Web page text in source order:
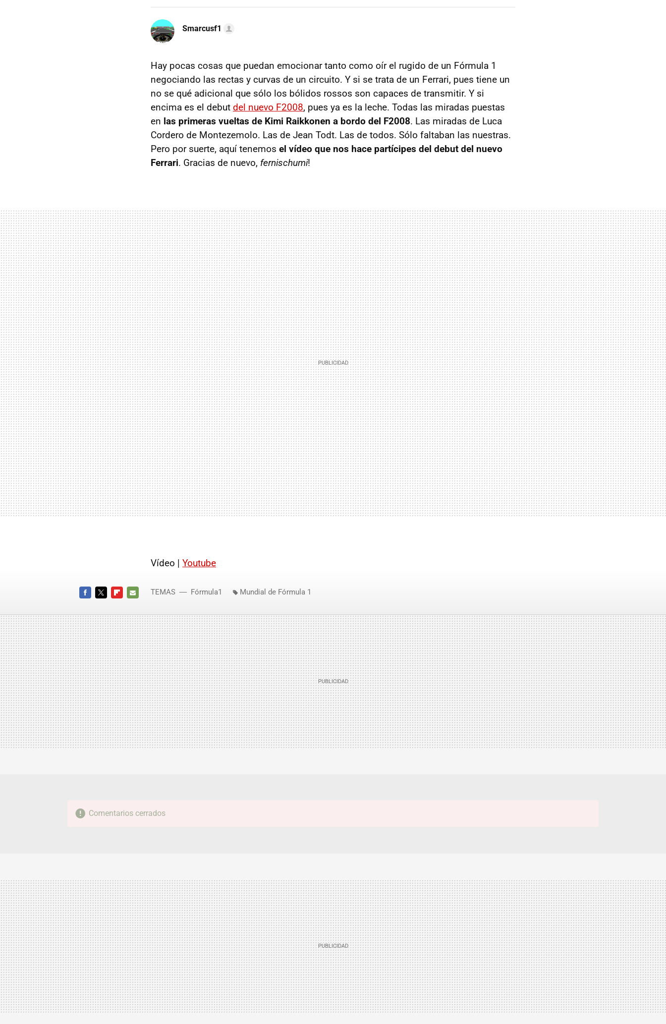
Smarcusf1
Hay pocas cosas que puedan emocionar tanto como oír el rugido de un Fórmula 1
negociando las rectas y curvas de un circuito. Y si se trata de un Ferrari, pues tiene un
no se qué adicional que sólo los bólidos rossos son capaces de transmitir. Y si
encima es el debut del nuevo F2008, pues ya es la leche. Todas las miradas puestas
en las primeras vueltas de Kimi Raikkonen a bordo del F2008. Las miradas de Luca
Cordero de Montezemolo. Las de Jean Todt. Las de todos. Sólo faltaban las nuestras.
Pero por suerte, aquí tenemos el vídeo que nos hace partícipes del debut del nuevo
Ferrari. Gracias de nuevo, fernischumi!
Vídeo | Youtube
MAIL
TEMAS Fórmula1 Mundial de Fórmula 1
Comentarios cerrados